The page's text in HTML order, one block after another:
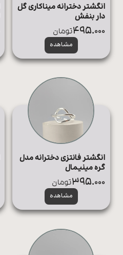
انگشتر دخترانه میناکاری گل
دار بنفش
مشاهده
495.000تومان
انگشتر فانتزی دخترانه مدل
گره مینیمال
مشاهده
395.000تومان